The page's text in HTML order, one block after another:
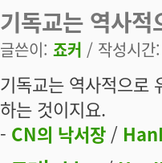
기독교는 역사적
글쓴이: 죠커 / 작성시
기독교는 역사적으로
하는 것이지요.
- CN의 낙서장 /